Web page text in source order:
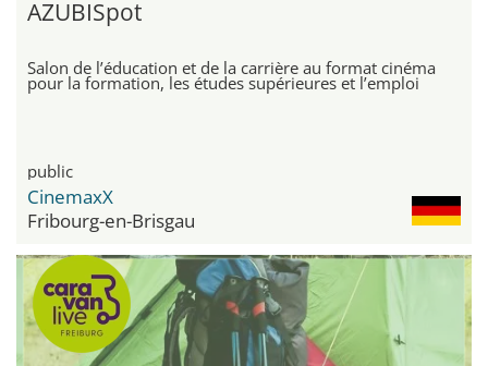
AZUBISpot
Salon de l’éducation et de la carrière au format cinéma
pour la formation, les études supérieures et l’emploi
public
CinemaxX
Fribourg-en-Brisgau